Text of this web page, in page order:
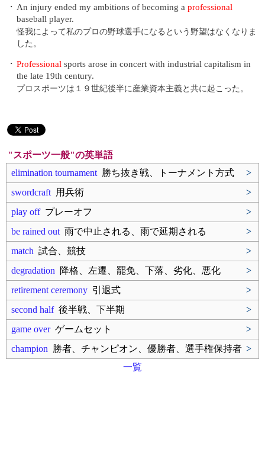
・ An injury ended my ambitions of becoming a professional
baseball player.
怪我によって私のプロの野球選手になるという野望はなくなりま
した。
・ Professional sports arose in concert with industrial capitalism in
the late 19th century.
プロスポーツは１９世紀後半に産業資本主義と共に起こった。
"スポーツ一般"の英単語
elimination tournament 勝ち抜き戦、トーナメント方式
>
swordcraft 用兵術
>
play offプレーオフ
>
be rained out 雨で中止される、雨で延期される
>
match 試合、競技
>
degradation 降格、左遷、罷免、下落、劣化、悪化
>
retirement ceremony 引退式
>
second half後半戦、下半期
>
game overゲームセット
>
champion 勝者、チャンピオン、優勝者、選手権保持者 >
一覧